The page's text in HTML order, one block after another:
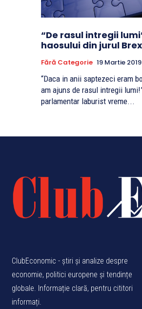
“De rasul intregii
haosului din jurul
Fără Categorie 19 Martie 2019
“Daca in anii saptezeci eram
am ajuns de rasul intregii
parlamentar laburist vreme...
ClubEconomic - știri și analize despre
economie, politici europene și tendințe
globale. Informație clară, pentru cititori
informați.